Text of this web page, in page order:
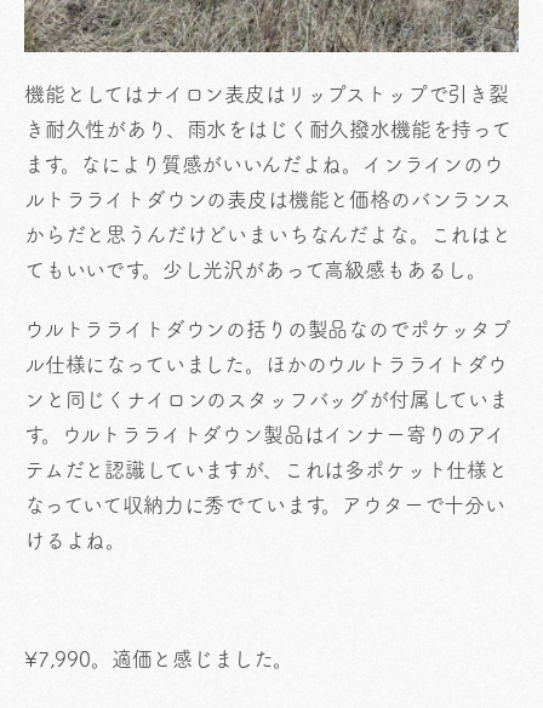
機能としてはナイロン表皮はリップストップで引き裂
き耐久性があり、雨水をはじく耐久撥水機能を持って
ます。なにより質感がいいんだよね。インラインのウ
ルトラライトダウンの表皮は機能と価格のバンランス
からだと思うんだけどいまいちなんだよな。これはと
てもいいです。少し光沢があって高級感もあるし。
ウルトラライトダウンの括りの製品なのでポケッタブ
ル仕様になっていました。ほかのウルトラライトダウ
ンと同じくナイロンのスタッフバッグが付属していま
す。ウルトラライトダウン製品はインナー寄りのアイ
テムだと認識していますが、これは多ポケット仕様と
なっていて収納力に秀でています。アウターで十分い
けるよね。
¥7,990。適価と感じました。